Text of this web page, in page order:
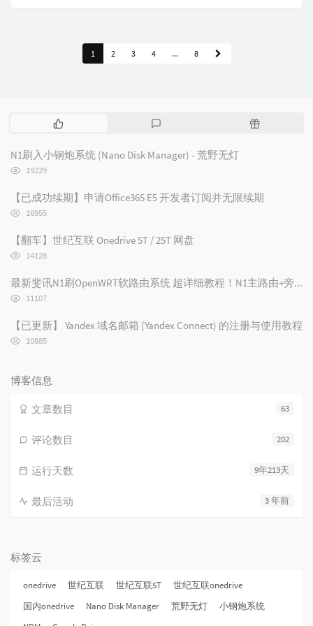
1 2 3 4 ... 8
热
文
评
随
N1刷入小钢炮系统 (Nano Disk Manager) - 荒野无灯
浏
次
数:
19229
【已成功续期】申请Office365 E5 开发者订阅并无限续期
浏
次
数:
16955
【翻车】世纪互联 Onedrive 5T / 25T 网盘
浏
次
数:
14128
最新斐讯N1刷OpenWRT软路由系统 超详细教程！N1主路由+旁路由设置/N1刷路由器
浏
次
数:
11107
【已更新】 Yandex 域名邮箱 (Yandex Connect) 的注册与使用教程
浏
数:
10885
博客信息
63
文章数目
202
评论数目
9年213天
运行天数
3 年前
最后活动
标签云
onedrive 世纪互联 世纪互联5T
世纪互联onedrive
国内onedrive
Nano Disk Manager 荒野无灯
小钢炮系统